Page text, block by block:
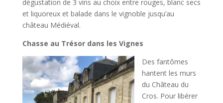
dégustation de 3 vins au choix entre rouges, blanc secs
et liquoreux et balade dans le vignoble jusqu’au
château Médiéval.
Chasse au Trésor dans les Vignes
Des fantômes
hantent les murs
du Château du
Cros. Pour libérer